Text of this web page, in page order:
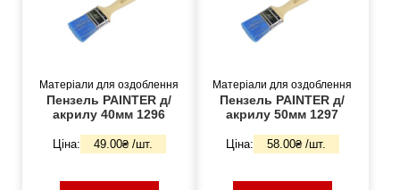
Матеріали для оздоблення
Пензель PAINTER д/
акрилу 40мм 1296
Ціна: 49.00₴ /шт.
Матеріали для оздоблення
Пензель PAINTER д/
акрилу 50мм 1297
Ціна: 58.00₴ /шт.